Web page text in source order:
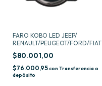
FARO KOBO LED JEEP/
RENAULT/PEUGEOT/FORD/FIAT
$80.001,00
$76.000,95con Transferencia o
depósito